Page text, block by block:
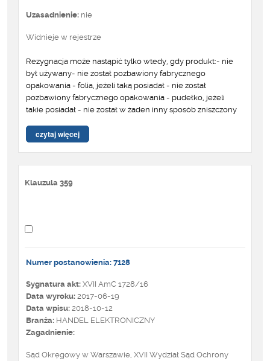
Uzasadnienie: nie
Widnieje w rejestrze
Rezygnacja może nastąpić tylko wtedy, gdy produkt:- nie
był używany- nie został pozbawiony fabrycznego
opakowania - folia, jeżeli taką posiadał - nie został
pozbawiony fabrycznego opakowania - pudełko, jeżeli
takie posiadał - nie został w żaden inny sposób zniszczony
czytaj więcej
Klauzula 359
Numer postanowienia: 7128
Sygnatura akt: XVII AmC 1728/16
Data wyroku: 2017-06-19
Data wpisu: 2018-10-12
Branża: HANDEL ELEKTRONICZNY
Zagadnienie:
Sąd Okręgowy w Warszawie, XVII Wydział Sąd Ochrony